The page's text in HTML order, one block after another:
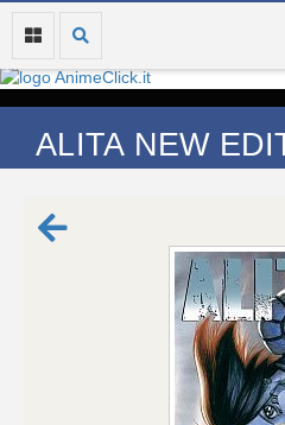
ALITA NEW